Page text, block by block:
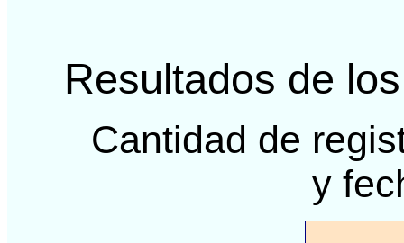
Resultados de
Cantidad de
y